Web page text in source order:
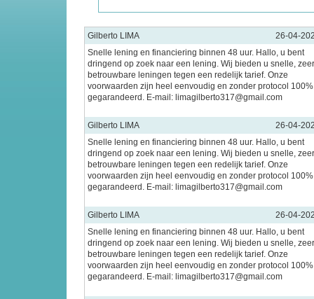
Gilberto LIMA
26-04-
Snelle lening en financiering binnen 48 uur. Hallo, u bent
dringend op zoek naar een lening. Wij bieden u snelle, zeer
betrouwbare leningen tegen een redelijk tarief. Onze
voorwaarden zijn heel eenvoudig en zonder protocol 100%
gegarandeerd. E-mail: limagilberto317@gmail.com
Gilberto LIMA
26-04-
Snelle lening en financiering binnen 48 uur. Hallo, u bent
dringend op zoek naar een lening. Wij bieden u snelle, zeer
betrouwbare leningen tegen een redelijk tarief. Onze
voorwaarden zijn heel eenvoudig en zonder protocol 100%
gegarandeerd. E-mail: limagilberto317@gmail.com
Gilberto LIMA
26-04-
Snelle lening en financiering binnen 48 uur. Hallo, u bent
dringend op zoek naar een lening. Wij bieden u snelle, zeer
betrouwbare leningen tegen een redelijk tarief. Onze
voorwaarden zijn heel eenvoudig en zonder protocol 100%
gegarandeerd. E-mail: limagilberto317@gmail.com